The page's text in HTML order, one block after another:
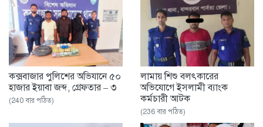
কক্সবাজার পুলিশের অভিযানে ৫০
হাজার ইয়াবা জব্দ, গ্রেফতার – ৩
(240 বার পঠিত)
লামায় শিশু বলৎকারের
অভিযোগে ইসলামী ব্যাংক
কর্মচারী আটক
(236 বার পঠিত)